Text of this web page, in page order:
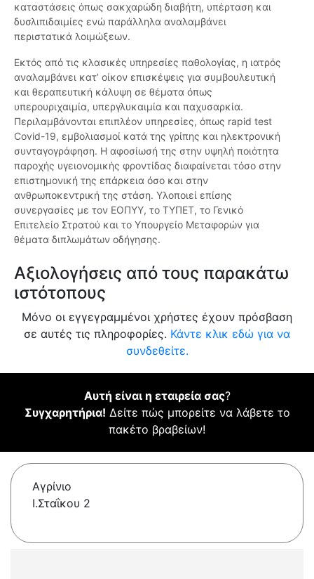
καταστάσεις όπως σακχαρώδη διαβήτη, υπέρταση και
δυσλιπιδαιμίες ενώ παράλληλα αναλαμβάνει
περιστατικά λοιμώξεων.
Εκτός από τις κλασικές υπηρεσίες παθολογίας, η ιατρός
αναλαμβάνει κατ’ οίκον επισκέψεις για συμβουλευτική
και θεραπευτική κάλυψη σε θέματα όπως
υπερουριχαιμία, υπεργλυκαιμία και παχυσαρκία.
Περιλαμβάνονται επιπλέον υπηρεσίες, όπως rapid test
Covid-19, εμβολιασμοί κατά της γρίπης και ηλεκτρονική
συνταγογράφηση. Η αφοσίωσή της στην υψηλή ποιότητα
παροχής υγειονομικής φροντίδας διαφαίνεται τόσο στην
επιστημονική της επάρκεια όσο και στην
ανθρωποκεντρική της στάση. Υλοποιεί επίσης
συνεργασίες με τον ΕΟΠΥΥ, το ΤΥΠΕΤ, το Γενικό
Επιτελείο Στρατού και το Υπουργείο Μεταφορών για
θέματα διπλωμάτων οδήγησης.
Αξιολογήσεις από τους παρακάτω
ιστότοπους
Μόνο οι εγγεγραμμένοι χρήστες έχουν πρόσβαση
σε αυτές τις πληροφορίες. Κάντε κλικ εδώ για να
συνδεθείτε.
Αυτή είναι η εταιρεία σας?
Συγχαρητήρια! Δείτε πώς μπορείτε να λάβετε το
πακέτο βραβείων!
Αγρίνιο
Ι.Σταΐκου 2